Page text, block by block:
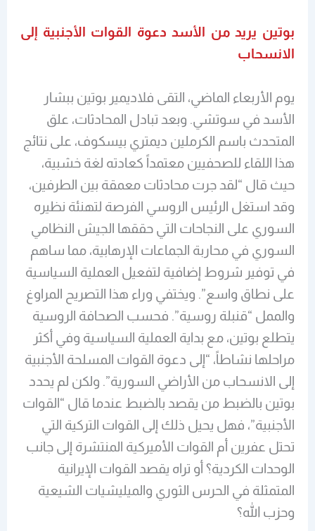
بوتين يريد من الأسد دعوة القوات الأجنبية إلى
الانسحاب
يوم الأربعاء الماضي، التقى فلاديمير بوتين ببشار
الأسد في سوتشي. وبعد تبادل المحادثات، علق
المتحدث باسم الكرملين ديمتري بيسكوف، على نتائج
هذا اللقاء للصحفيين معتمداً كعادته لغة خشبية،
حيث قال “لقد جرت محادثات معمقة بين الطرفين،
وقد استغل الرئيس الروسي الفرصة لتهنئة نظيره
السوري على النجاحات التي حققها الجيش النظامي
السوري في محاربة الجماعات الإرهابية، مما ساهم
في توفير شروط إضافية لتفعيل العملية السياسية
على نطاق واسع”. ويختفي وراء هذا التصريح المراوغ
والممل “قنبلة روسية”. فحسب الصحافة الروسية
يتطلع بوتين، مع بداية العملية السياسية وفي أكثر
مراحلها نشاطاً، “إلى دعوة القوات المسلحة الأجنبية
إلى الانسحاب من الأراضي السورية”. ولكن لم يحدد
بوتين بالضبط من يقصد بالضبط عندما قال “القوات
الأجنبية”، فهل يحيل ذلك إلى القوات التركية التي
تحتل عفرين أم القوات الأميركية المنتشرة إلى جانب
الوحدات الكردية؟ أو تراه يقصد القوات الإيرانية
المتمثلة في الحرس الثوري والميليشيات الشيعية
وحزب الله؟